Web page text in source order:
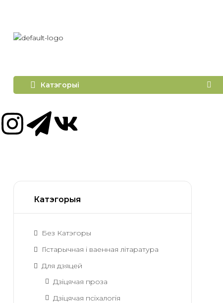
Катэгорыі
Катэгорыя
Без Катэгоры
Гістарычная і ваенная літаратура
Для дзяцей
Дзіцячая проза
Дзіцячая псіхалогія